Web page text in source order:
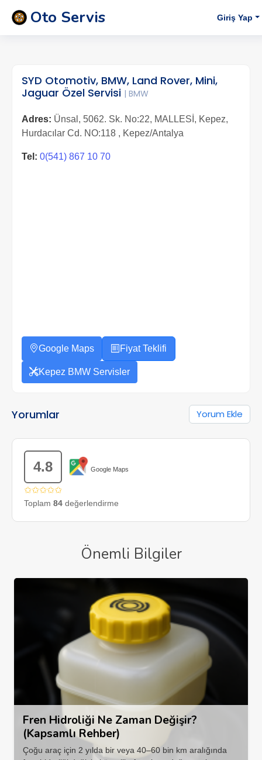
Oto Servis Giriş Yap
SYD Otomotiv, BMW, Land Rover, Mini,
Jaguar Özel Servisi | BMW
Adres: Ünsal, 5062. Sk. No:22, MALLESİ, Kepez,
Hurdacılar Cd. NO:118 , Kepez/Antalya
Tel: 0(541) 867 10 70
Google Maps Fiyat Teklifi
Kepez BMW Servisler
Yorumlar Yorum Ekle
4.8 Google Maps
✩✩✩✩✩
Toplam 84 değerlendirme
Önemli Bilgiler
Fren Hidroliği Ne Zaman Değişir?
(Kapsamlı Rehber)
Çoğu araç için 2 yılda bir veya 40–60 bin km aralığında